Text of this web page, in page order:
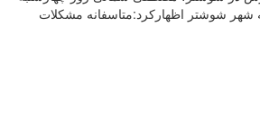
شهر شوشتر اظهارکرد:متاسفانه مشکلات